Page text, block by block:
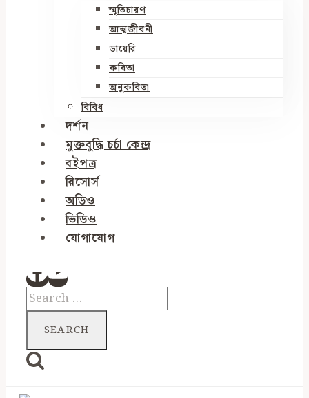
স্মৃতিচারণ
আত্মজীবনী
ডায়েরি
কবিতা
অনুকবিতা
বিবিধ
দর্শন
মুক্তবুদ্ধি চর্চা কেন্দ্র
বইপত্র
রিসোর্স
অডিও
ভিডিও
যোগাযোগ
Search
for: